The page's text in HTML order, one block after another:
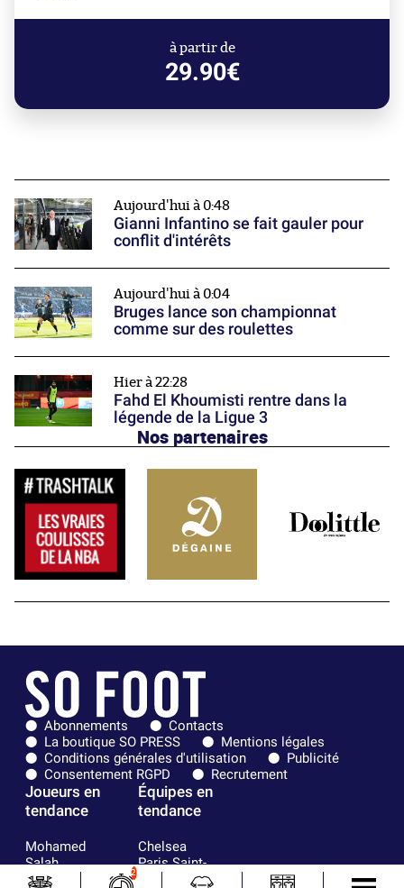
à partir de
29.90€
Aujourd'hui à 0:48
Gianni Infantino se fait gauler pour
conflit d'intérêts
Aujourd'hui à 0:04
Bruges lance son championnat
comme sur des roulettes
Hier à 22:28
Fahd El Khoumisti rentre dans la
légende de la Ligue 3
Nos partenaires
Abonnements
Contacts
La boutique SO PRESS
Mentions légales
Conditions générales d'utilisation
Publicité
Consentement RGPD
Recrutement
Joueurs en
tendance
Mohamed
Salah
Mykhailo
Équipes en
tendance
Chelsea
Paris Saint-
2